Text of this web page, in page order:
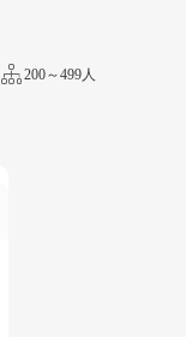
200～499人